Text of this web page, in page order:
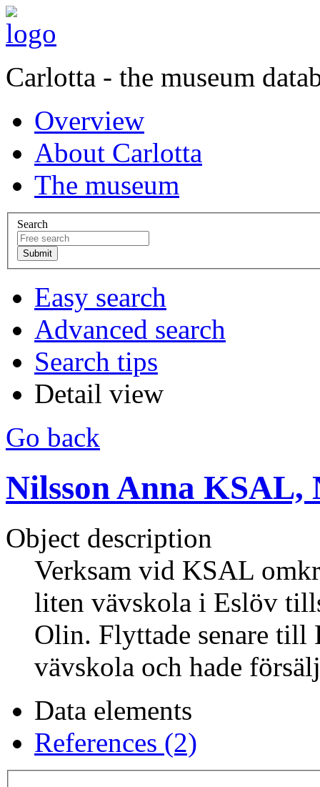
Carlotta - the museum
Overview
About Carlotta
The museum
Search
Easy search
Advanced search
Search tips
Detail view
Go back
Nilsson Anna KSAL,
Object description
Verksam vid KSAL
liten vävskola i Eslöv
Olin. Flyttade senare till
vävskola och hade
Data elements
References (2)